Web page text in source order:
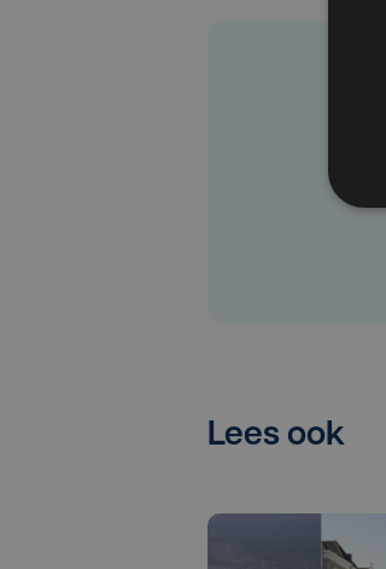
Lees ook